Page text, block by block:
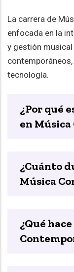
La carrera de
enfocada en la
y gestión
tecnología.
¿Por qué
en
¿Cuánto
Música
¿Qué